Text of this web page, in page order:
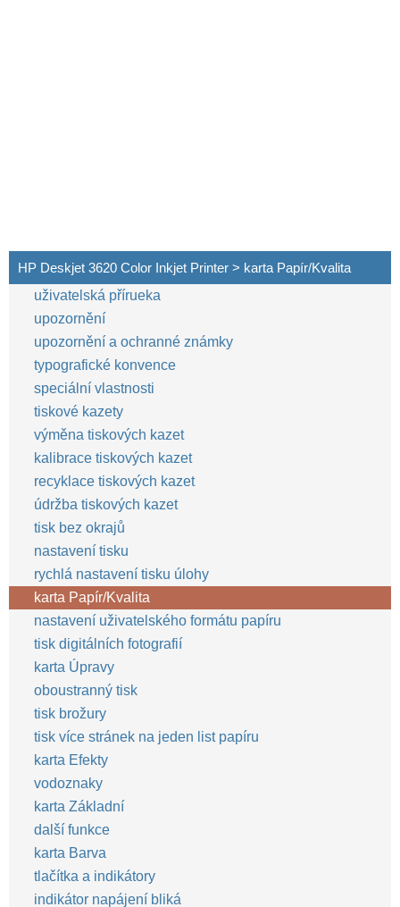
HP Deskjet 3620 Color Inkjet Printer > karta Papír/Kvalita
uživatelská přírueka
upozornění
upozornění a ochranné známky
typografické konvence
speciální vlastnosti
tiskové kazety
výměna tiskových kazet
kalibrace tiskových kazet
recyklace tiskových kazet
údržba tiskových kazet
tisk bez okrajů
nastavení tisku
rychlá nastavení tisku úlohy
karta Papír/Kvalita
nastavení uživatelského formátu papíru
tisk digitálních fotografií
karta Úpravy
oboustranný tisk
tisk brožury
tisk více stránek na jeden list papíru
karta Efekty
vodoznaky
karta Základní
další funkce
karta Barva
tlačítka a indikátory
indikátor napájení bliká